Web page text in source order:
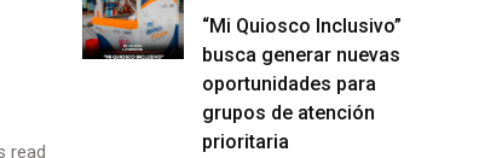
read
“Mi Quiosco Inclusivo”
busca generar nuevas
oportunidades para
grupos de atención
prioritaria